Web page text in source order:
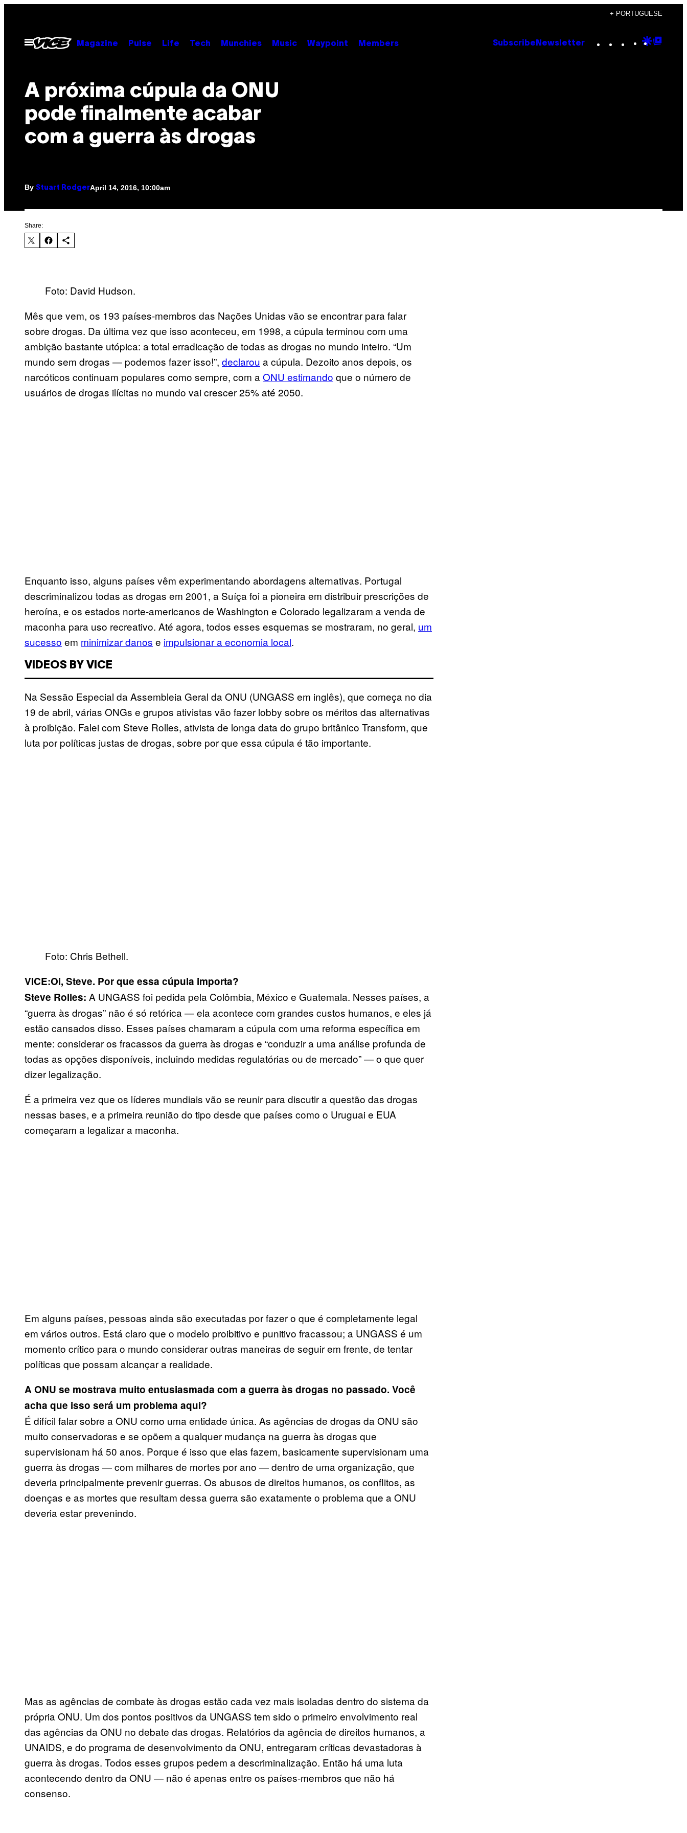
content
+ PORTUGUESE
Open
Menu
Magazine Pulse Life Tech Munchies Music Waypoint Members Subscribe Newsletter Instagram
TikTok
YouTube
Google
A próxima cúpula da ONU
pode finalmente acabar
com a guerra às drogas
By Stuart RodgerApril 14, 2016, 10:00am
Share:
Foto: David Hudson.
Mês que vem, os 193 países-membros das Nações Unidas vão se encontrar para falar
sobre drogas. Da última vez que isso aconteceu, em 1998, a cúpula terminou com uma
ambição bastante utópica: a total erradicação de todas as drogas no mundo inteiro. “Um
mundo sem drogas — podemos fazer isso!”, declarou a cúpula. Dezoito anos depois, os
narcóticos continuam populares como sempre, com a ONU estimando que o número de
usuários de drogas ilícitas no mundo vai crescer 25% até 2050.
Enquanto isso, alguns países vêm experimentando abordagens alternativas. Portugal
descriminalizou todas as drogas em 2001, a Suíça foi a pioneira em distribuir prescrições de
heroína, e os estados norte-americanos de Washington e Colorado legalizaram a venda de
maconha para uso recreativo. Até agora, todos esses esquemas se mostraram, no geral, um
sucesso em minimizar danos e impulsionar a economia local.
VIDEOS BY VICE
Na Sessão Especial da Assembleia Geral da ONU (UNGASS em inglês), que começa no dia
19 de abril, várias ONGs e grupos ativistas vão fazer lobby sobre os méritos das alternativas
à proibição. Falei com Steve Rolles, ativista de longa data do grupo britânico Transform, que
luta por políticas justas de drogas, sobre por que essa cúpula é tão importante.
Foto: Chris Bethell.
VICE:Oi, Steve. Por que essa cúpula importa?
Steve Rolles: A UNGASS foi pedida pela Colômbia, México e Guatemala. Nesses países, a
“guerra às drogas” não é só retórica — ela acontece com grandes custos humanos, e eles já
estão cansados disso. Esses países chamaram a cúpula com uma reforma específica em
mente: considerar os fracassos da guerra às drogas e “conduzir a uma análise profunda de
todas as opções disponíveis, incluindo medidas regulatórias ou de mercado” — o que quer
dizer legalização.
É a primeira vez que os líderes mundiais vão se reunir para discutir a questão das drogas
nessas bases, e a primeira reunião do tipo desde que países como o Uruguai e EUA
começaram a legalizar a maconha.
Em alguns países, pessoas ainda são executadas por fazer o que é completamente legal
em vários outros. Está claro que o modelo proibitivo e punitivo fracassou; a UNGASS é um
momento crítico para o mundo considerar outras maneiras de seguir em frente, de tentar
políticas que possam alcançar a realidade.
A ONU se mostrava muito entusiasmada com a guerra às drogas no passado. Você
acha que isso será um problema aqui?
É difícil falar sobre a ONU como uma entidade única. As agências de drogas da ONU são
muito conservadoras e se opõem a qualquer mudança na guerra às drogas que
supervisionam há 50 anos. Porque é isso que elas fazem, basicamente supervisionam uma
guerra às drogas — com milhares de mortes por ano — dentro de uma organização, que
deveria principalmente prevenir guerras. Os abusos de direitos humanos, os conflitos, as
doenças e as mortes que resultam dessa guerra são exatamente o problema que a ONU
deveria estar prevenindo.
Mas as agências de combate às drogas estão cada vez mais isoladas dentro do sistema da
própria ONU. Um dos pontos positivos da UNGASS tem sido o primeiro envolvimento real
das agências da ONU no debate das drogas. Relatórios da agência de direitos humanos, a
UNAIDS, e do programa de desenvolvimento da ONU, entregaram críticas devastadoras à
guerra às drogas. Todos esses grupos pedem a descriminalização. Então há uma luta
acontecendo dentro da ONU — não é apenas entre os países-membros que não há
consenso.